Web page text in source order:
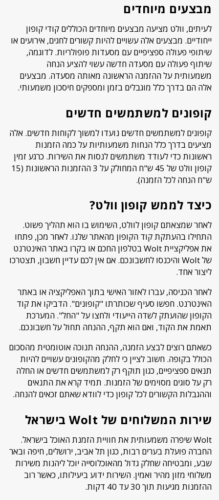
מבצעים מיוחדים
לעיתים, וולט מציעה מבצעים מיוחדים הכוללים קודי קופון
ייחודיים. מבצעים אלה עשויים להיות קשורים לחגים, אירועים או
שיתופי פעולה ספציפיים עם מסעדות פופולריות. לדוגמה,
שיתוף פעולה עם מסעדה חדשה עשוי להציע הנחה
משמעותית על ההזמנה הראשונה מאותה מסעדה. מבצעים
אלה הם בדרך כלל מוגבלים בזמן ומספקים חיסכון משמעותי.
קופונים למשתמשים חדשים
קופונים למשתמשים חדשים נועדו למשוך לקוחות חדשים. אלה
מציעים בדרך כלל הנחות משמעותיות על כמה הזמנות
ראשונות כדי לעודד משתמשים לנסות את השירות. כרגע זמין
קופון וולט של 45 ש"ח המחולק על 3 ההזמנות הראשונות (15
ש"ח הנחה לכל הזמנה).
כיצד לממש קופון וולט?
לאחר שמצאתם קופון לוולט, השימוש בו הוא תהליך פשוט.
התחילו בהעתקת קוד הקופון מהאתר שלנו. לאחר מכן, פתחו
את אפליקציית Wolt בטלפון החכם או בקרו באתר האינטרנט
של Wolt והיכנסו לחשבונכם. אם אין לכם עדיין חשבון, תצטרכו
ליצור אחד.
לאחר הכניסה, עברו לאזור האישי בתוך האפליקציה או באתר
האינטרנט. חפשו סעיף שכותרתו "קופונים". הדביקו את קוד
הקופון שהועתק לשדה הייעודי ולחצו על "החל". המערכת
תאמת את הקוד, ואם הוא תקף, ההנחה תחול על חשבונכם.
כשאתם רוצים לבצע הזמנה, ההנחה תנוכה אוטומטית מהסכום
הכולל בקופה. חשוב לציין כי לחלק מהקופונים עשויים להיות
תנאים ספציפיים, כגון תוקף רק למשתמשים חדשים או החלה
רק על סוגים מסוימים של הזמנות. תמיד קרא את התנאים
וההגבלות הקשורים לכל קופון כדי לוודא שאתם זכאים להנחה.
שירות המשלוחים של Wolt בישראל
Wolt שיפרה משמעותית את חוויית הזמנת האוכל בישראל.
החברה פועלת בערים רבות, כגון תל אביב, ירושלים, חיפה ובאר
שבע, ומבטיחה שחלק גדול מהאוכלוסייה יוכל ליהנות משירות
משלוחי מזון מהיר ואמין. השירות ידוע ביעילותו, כאשר רוב
ההזמנות מגיעות תוך 30 עד 40 דקות.